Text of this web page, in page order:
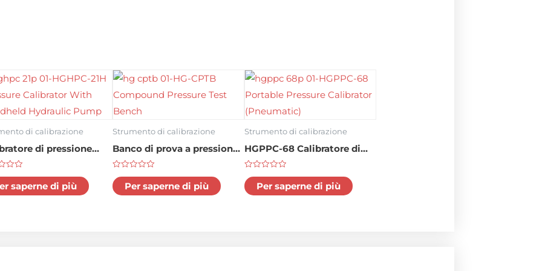
di calibrazione
di pressione
21P con pompa
portatile
saperne di più
Strumento di calibrazione
Banco di prova a pressione
composta HG-CPTB
Voto
0
suPer saperne di più
Strumento di calibrazione
HGPPC-68 Calibratore di
pressione portatile
(pneumatico)
Voto
0
su Per saperne di più